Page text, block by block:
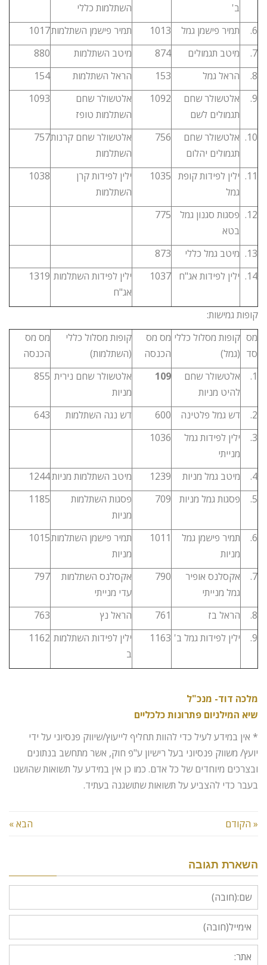
ב'
השתלמות כללי
6. תמיר פישמן גמל 1013 תמיר פישמן השתלמות1017
7.
מיטב תגמולים 874 מיטב השתלמות
880
8.
הראל גמל 153 הראל השתלמות
154
9.
אלטשולר שחם
תגמולים לשם
1092
אלטשולר שחם
השתלמות טופז
1093
10.
אלטשולר שחם
תגמולים יהלום
756
אלטשולר שחם קרנות
השתלמות
757
11.
ילין לפידות קופת
גמל
1035
ילין לפידות קרן
השתלמות
1038
12.
פסגות סגנון גמל
בטא
775
13. מיטב גמל כללי
873
14.
ילין לפידות אג"ח 1037
ילין לפידות השתלמות
אג"ח
1319
קופות גמישות:
מס
סד
קופות מסלול כללי
(גמל)
מס מס
הכנסה
קופות מסלול כללי
(השתלמות)
מס מס
הכנסה
1.
אלטשולר שחם
להיט מניות
109
אלטשולר שחם נירית
מניות
855
2. דש גמל פלטינה 600 דש נגה השתלמות
643
3.
ילין לפידות גמל
מנייתי
1036
4. מיטב גמל מניות 1239 מיטב השתלמות מניות1244
5.
פסגות גמל מניות 709
פסגות השתלמות
מניות
1185
6.
תמיר פישמן גמל
מניות
1011
תמיר פישמן השתלמות
מניות
1015
7.
אקסלנס אופיר
גמל מנייתי
790
אקסלנס השתלמות
עדי מנייתי
797
8. הראל בז 761 הראל נץ
763
9.
ילין לפידות גמל ב' 1163
ילין לפידות השתלמות
ב
1162
מלכה דוד- מנכ"ל
שיא המילניום פתרונות כלכליים
* אין במידע לעיל כדי להוות תחליף לייעוץ/שיווק פנסיוני על ידי
יועץ/ משווק פנסיוני בעל רישיון ע"פ חוק, אשר מתחשב בנתונים
ובצרכים מיוחדים של כל אדם. כמו כן אין במידע על תשואות שהושגו
בעבר כדי להצביע על תשואות שתושגנה בעתיד.
« הקודם הבא »
השארת תגובה